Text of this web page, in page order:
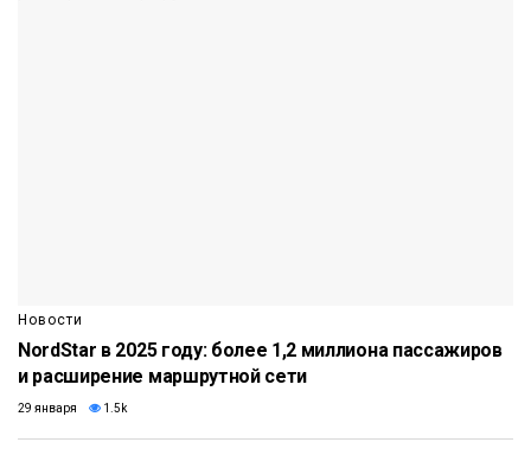
Новости
NordStar в 2025 году: более 1,2 миллиона пассажиров
и расширение маршрутной сети
29 января 1.5k